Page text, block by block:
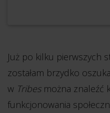
Już po kilku pierwszych
zostałam brzydko
w Tribesmożna znaleźć
funkcjonowania